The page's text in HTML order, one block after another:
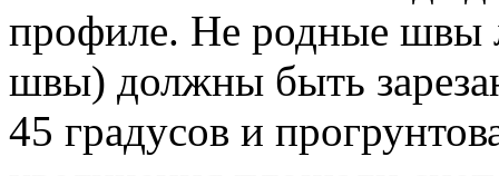
профиле. Не родные швы
швы) должны быть
45 градусов и